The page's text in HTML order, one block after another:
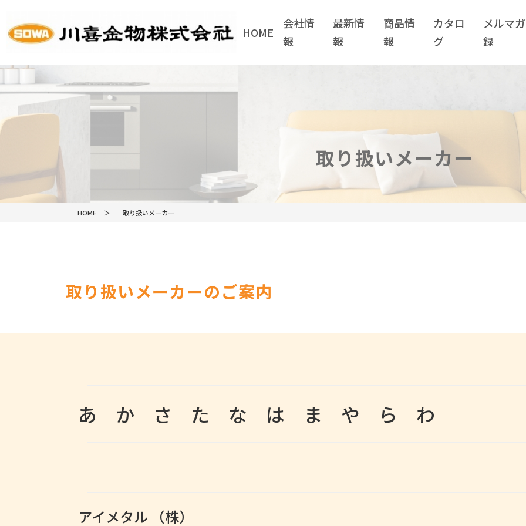
HOME
会社情
報
最新情
報
商品情
報
カタロ
グ
メルマ
録
取り扱いメーカー
HOME
企業情報
お知らせ
コラム
川喜金物公式
川喜金物ガチ壁くん
HOME 取り扱いメーカー
取り扱いメーカーのご案内
あ か さ た な は ま や ら わ
アイメタル （株）